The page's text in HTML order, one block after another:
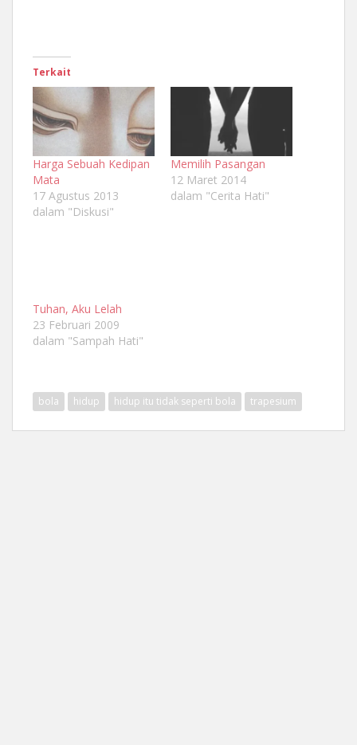
Terkait
Harga Sebuah Kedipan
Mata
17 Agustus 2013
dalam "Diskusi"
Memilih Pasangan
12 Maret 2014
dalam "Cerita Hati"
Tuhan, Aku Lelah
23 Februari 2009
dalam "Sampah Hati"
bola hidup hidup itu tidak seperti bola trapesium